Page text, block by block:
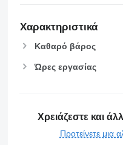
Χαρακτηριστικά
Καθαρό βάρος
Ώρες εργασίας
Χρειάζεστε και
Προτείνετε μια